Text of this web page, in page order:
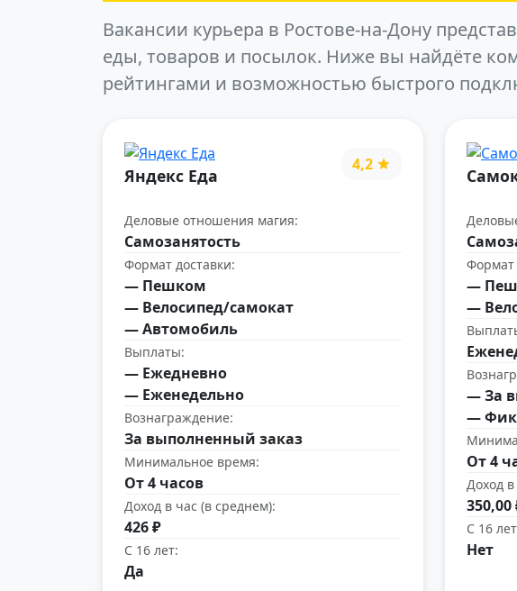
Вакансии курьера в Ростове-на-Дону
еды, товаров и посылок. Ниже вы найдёте
рейтингами и возможностью быстрого
Яндекс Еда
4,2
Деловые отношения магия:
Самозанятость
Формат доставки:
— Пешком
— Велосипед/самокат
— Автомобиль
Выплаты:
— Ежедневно
— Еженедельно
Вознаграждение:
За выполненный заказ
Минимальное время:
От 4 часов
Доход в час (в среднем):
426 ₽
С 16 лет:
Да
Формат
—
—
— За
—
От 4
Доход
350,00
С 16
Нет